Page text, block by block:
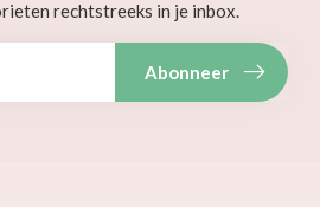
rechtstreeks in je inbox.
Abonneer